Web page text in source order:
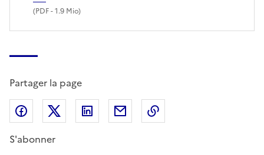
(PDF- 1.9 Mio)
Partager la page
Partager sur Facebook
Partager sur X (anciennement Twitter)
Partager sur LinkedIn
Partager par email
S'abonner